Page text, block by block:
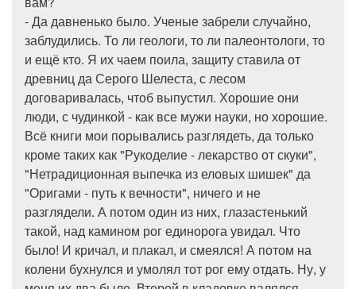
- Да давненько было. Ученые забрели случайно,
заблудились. То ли геологи, то ли палеонтологи, то
и ещё кто. Я их чаем поила, защиту ставила от
древниц да Серого Шелеста, с лесом
договаривалась, чтоб выпустил. Хорошие они
люди, с чудинкой - как все мужи науки, но хорошие.
Всё книги мои порывались разглядеть, да только
кроме таких как "Рукоделие - лекарство от скуки",
"Нетрадиционная выпечка из еловых шишек" да
"Оригами - путь к вечности", ничего и не
разглядели. А потом один из них, глазастенький
такой, над камином рог единорога увидал. Что
было! И кричал, и плакал, и смеялся! А потом на
колени бухнулся и умолял тот рог ему отдать. Ну, у